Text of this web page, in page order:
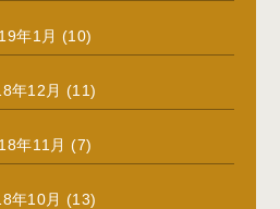
年1月 (10)
年12月 (11)
年11月 (7)
年10月 (13)